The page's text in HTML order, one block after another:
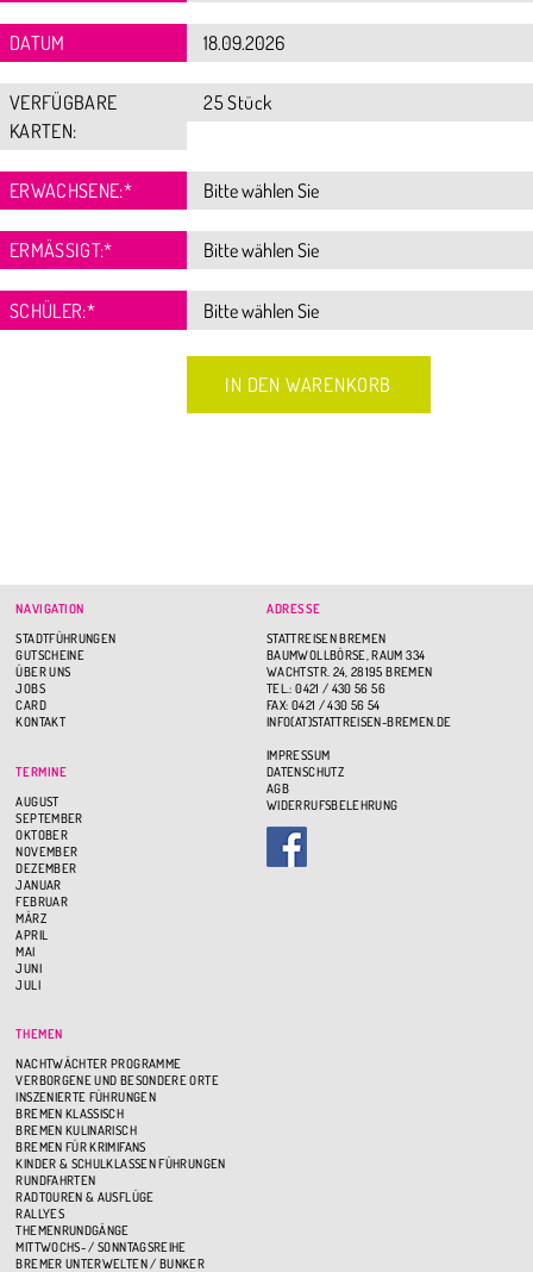
DATUM
VERFÜGBARE
KARTEN:
25 Stück
ERWACHSENE:*
ERMÄSSIGT:*
SCHÜLER:*
NAVIGATION
STADTFÜHRUNGEN
GUTSCHEINE
ÜBER UNS
JOBS
CARD
KONTAKT
TERMINE
AUGUST
SEPTEMBER
OKTOBER
NOVEMBER
DEZEMBER
JANUAR
FEBRUAR
MÄRZ
APRIL
MAI
JUNI
JULI
THEMEN
NACHTWÄCHTER PROGRAMME
VERBORGENE UND BESONDERE ORTE
INSZENIERTE FÜHRUNGEN
BREMEN KLASSISCH
BREMEN KULINARISCH
BREMEN FÜR KRIMIFANS
KINDER & SCHULKLASSEN FÜHRUNGEN
RUNDFAHRTEN
RADTOUREN & AUSFLÜGE
RALLYES
THEMENRUNDGÄNGE
MITTWOCHS- / SONNTAGSREIHE
BREMER UNTERWELTEN / BUNKER
ADRESSE
STATTREISEN BREMEN
BAUMWOLLBÖRSE, RAUM 334
WACHTSTR. 24, 28195 BREMEN
TEL.: 0421 / 430 56 56
FAX: 0421 / 430 56 54
INFO(AT)STATTREISEN-BREMEN.DE
IMPRESSUM
DATENSCHUTZ
AGB
WIDERRUFSBELEHRUNG